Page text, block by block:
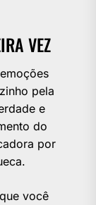
VEZ
pela
e
do
por
você